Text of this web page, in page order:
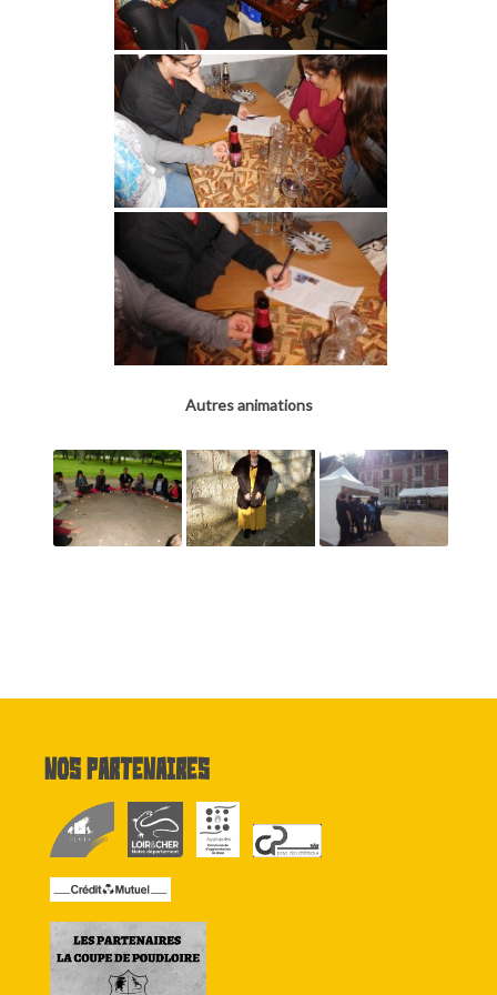
Autres animations
Nos partenaires